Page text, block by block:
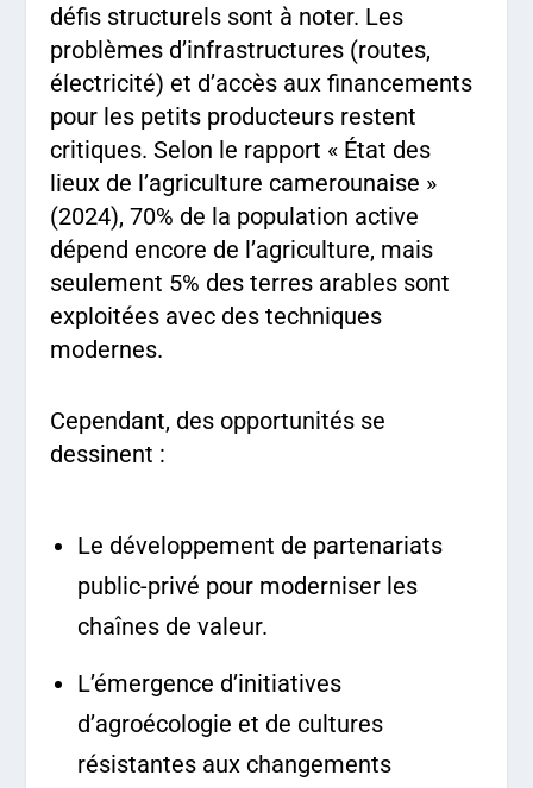
défis structurels sont à noter. Les
problèmes d’infrastructures (routes,
électricité) et d’accès aux financements
pour les petits producteurs restent
critiques. Selon le rapport « État des
lieux de l’agriculture camerounaise »
(2024), 70% de la population active
dépend encore de l’agriculture, mais
seulement 5% des terres arables sont
exploitées avec des techniques
modernes.
Cependant, des opportunités se
dessinent :
Le développement de partenariats
public-privé pour moderniser les
chaînes de valeur.
L’émergence d’initiatives
d’agroécologie et de cultures
résistantes aux changements